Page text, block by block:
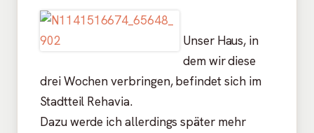
Unser Haus, in
dem wir diese
drei Wochen verbringen, befindet sich im
Stadtteil Rehavia.
Dazu werde ich allerdings später mehr